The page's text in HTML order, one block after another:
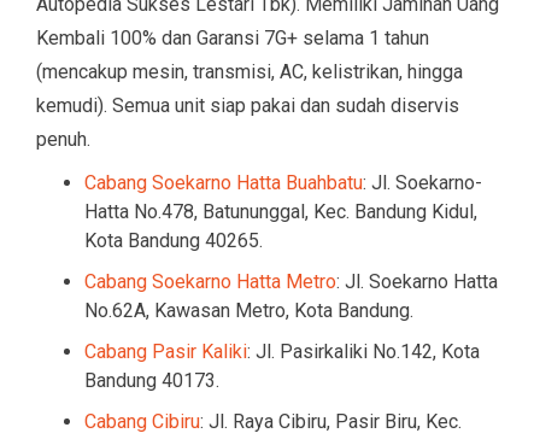
Kembali 100% dan Garansi 7G+ selama 1 tahun
(mencakup mesin, transmisi, AC, kelistrikan, hingga
kemudi). Semua unit siap pakai dan sudah diservis
penuh.
Cabang Soekarno Hatta Buahbatu: Jl. Soekarno-
Hatta No.478, Batununggal, Kec. Bandung Kidul,
Kota Bandung 40265.
Cabang Soekarno Hatta Metro: Jl. Soekarno Hatta
No.62A, Kawasan Metro, Kota Bandung.
Cabang Pasir Kaliki: Jl. Pasirkaliki No.142, Kota
Bandung 40173.
Cabang Cibiru: Jl. Raya Cibiru, Pasir Biru, Kec.